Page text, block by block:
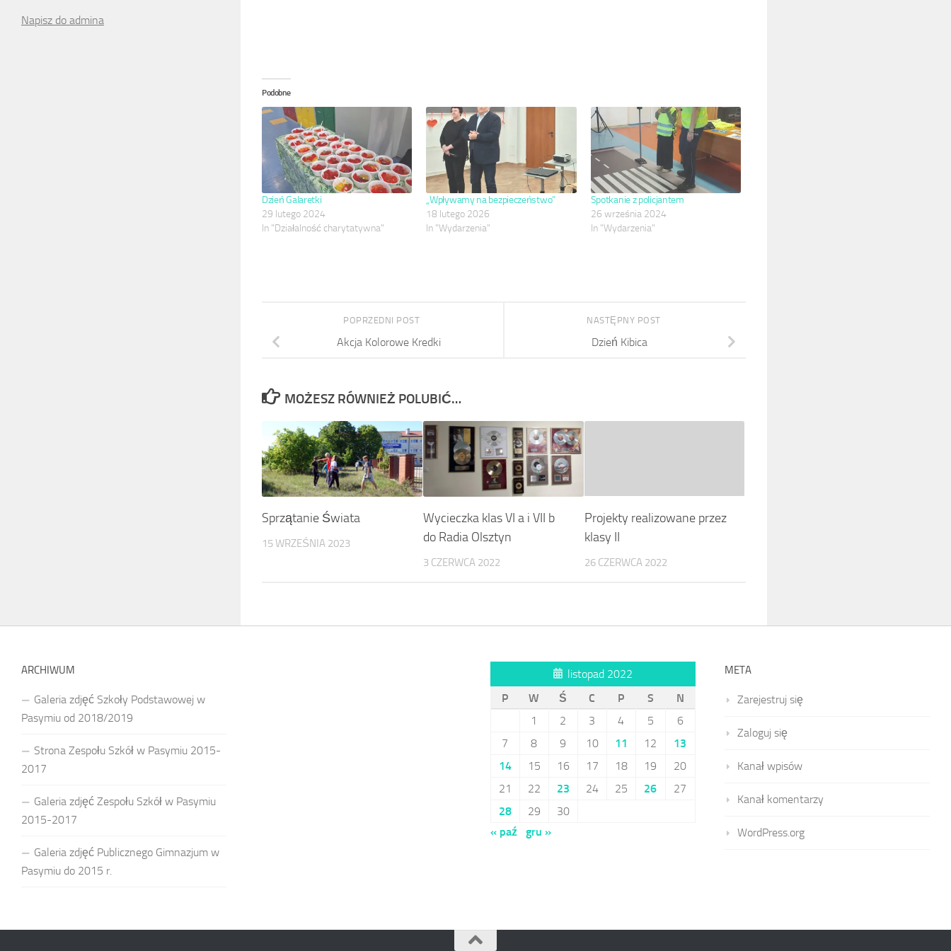
Podobne
Dzień Galaretki
29 lutego 2024
In "Działalność charytatywna"
„Wpływamy na bezpieczeństwo”
18 lutego 2026
In "Wydarzenia"
Spotkanie z policjantem
26 września 2024
In "Wydarzenia"
NASTĘPNY POST
Dzień Kibica
POPRZEDNI POST
Akcja Kolorowe Kredki
MOŻESZ RÓWNIEŻ POLUBIĆ…
Sprzątanie Świata
15 WRZEŚNIA 2023
Wycieczka klas VI a i VII b
do Radia Olsztyn
3 CZERWCA 2022
Projekty realizowane przez
klasy II
26 CZERWCA 2022
Napisz do admina
ARCHIWUM
Galeria zdjęć Szkoły Podstawowej w
Pasymiu od 2018/2019
Strona Zespołu Szkół w Pasymiu 2015-
2017
Galeria zdjęć Zespołu Szkół w Pasymiu
2015-2017
Galeria zdjęć Publicznego Gimnazjum w
Pasymiu do 2015 r.
listopad 2022
P
W Ś C P S
N
1
2 3 4 5
6
7
8 9 10 11 12
13
14
15 16 17 18 19
20
21
22 23 24 25 26
27
28
29
30
« paź
gru »
META
Zarejestruj się
Zaloguj się
Kanał wpisów
Kanał komentarzy
WordPress.org